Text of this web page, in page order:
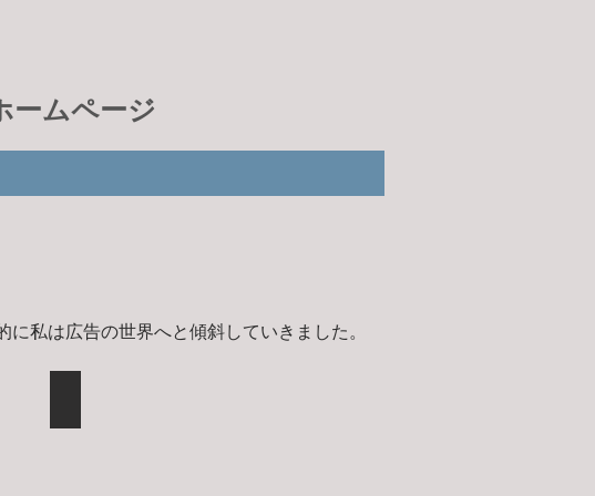
ームページ
私は広告の世界へと傾斜していきました。